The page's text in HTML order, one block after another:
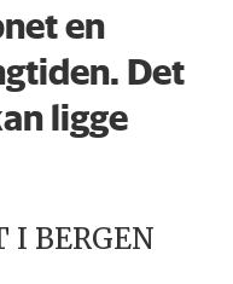
en
Det
ligge
I BERGEN